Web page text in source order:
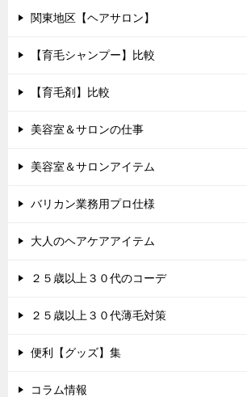
関東地区【ヘアサロン】
【育毛シャンプー】比較
【育毛剤】比較
美容室＆サロンの仕事
美容室＆サロンアイテム
バリカン業務用プロ仕様
大人のヘアケアアイテム
２５歳以上３０代のコーデ
２５歳以上３０代薄毛対策
便利【グッズ】集
コラム情報